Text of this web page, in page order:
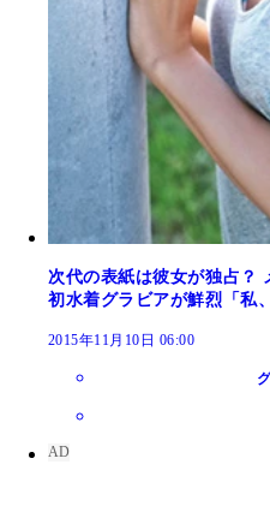
次代の表紙は彼女が独占？
初水着グラビアが鮮烈「私
2015年11月10日 06:00